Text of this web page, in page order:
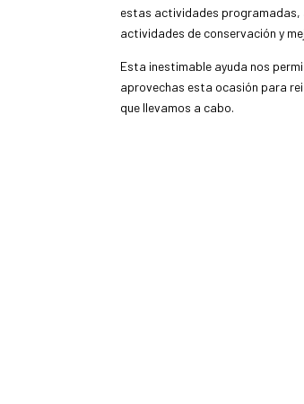
estas actividades programadas,
actividades de conservación y
Esta inestimable ayuda nos
aprovechas esta ocasión para
que llevamos a cabo.